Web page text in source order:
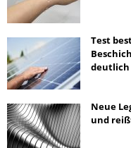
Test
deutlich
Neue
und